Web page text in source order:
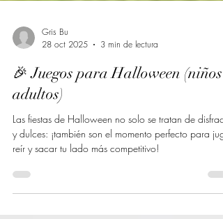
28 oct 2025
3 min de lectura
🎉 Juegos para Halloween (niños y
adultos)
Las fiestas de Halloween no solo se tratan de
reír y sacar tu lado más competitivo!